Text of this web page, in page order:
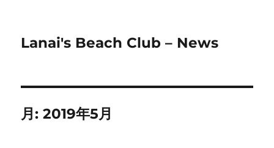
Lanai's Beach Club – News
月:2019年5月